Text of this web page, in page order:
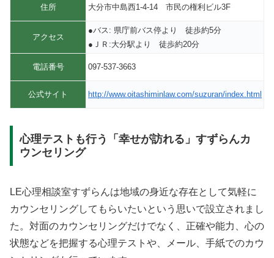
住所 大分市中島西1-4-14 市民の権利ビル3F
アクセス
●バス: 県庁前バス停より 徒歩約5分
●ＪＲ:大分駅より 徒歩約20分
電話番号 097-537-3663
公式サイト http://www.oitashiminlaw.com/suzuran/index.html
心理テストも行う「幸せが訪れる」すずらんカ
ウンセリング
LE心理相談室すずらんは地域の身近な存在として気軽に
カウンセリングしてもらいたいという思いで設立されまし
た。対面のカウンセリングだけでなく、正確や能力、心の
状態などを把握する心理テストや、メール、手紙でのカウ